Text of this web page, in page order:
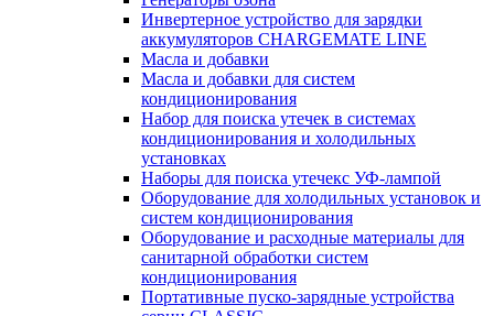
Инвертерное устройство для зарядки
аккумуляторов CHARGEMATE LINE
Масла и добавки
Масла и добавки для систем
кондиционирования
Набор для поиска утечек в системах
кондиционирования и холодильных
установках
Наборы для поиска утечекс УФ-лампой
Оборудование для холодильных установок и
систем кондиционирования
Оборудование и расходные материалы для
санитарной обработки систем
кондиционирования
Портативные пуско-зарядные устройства